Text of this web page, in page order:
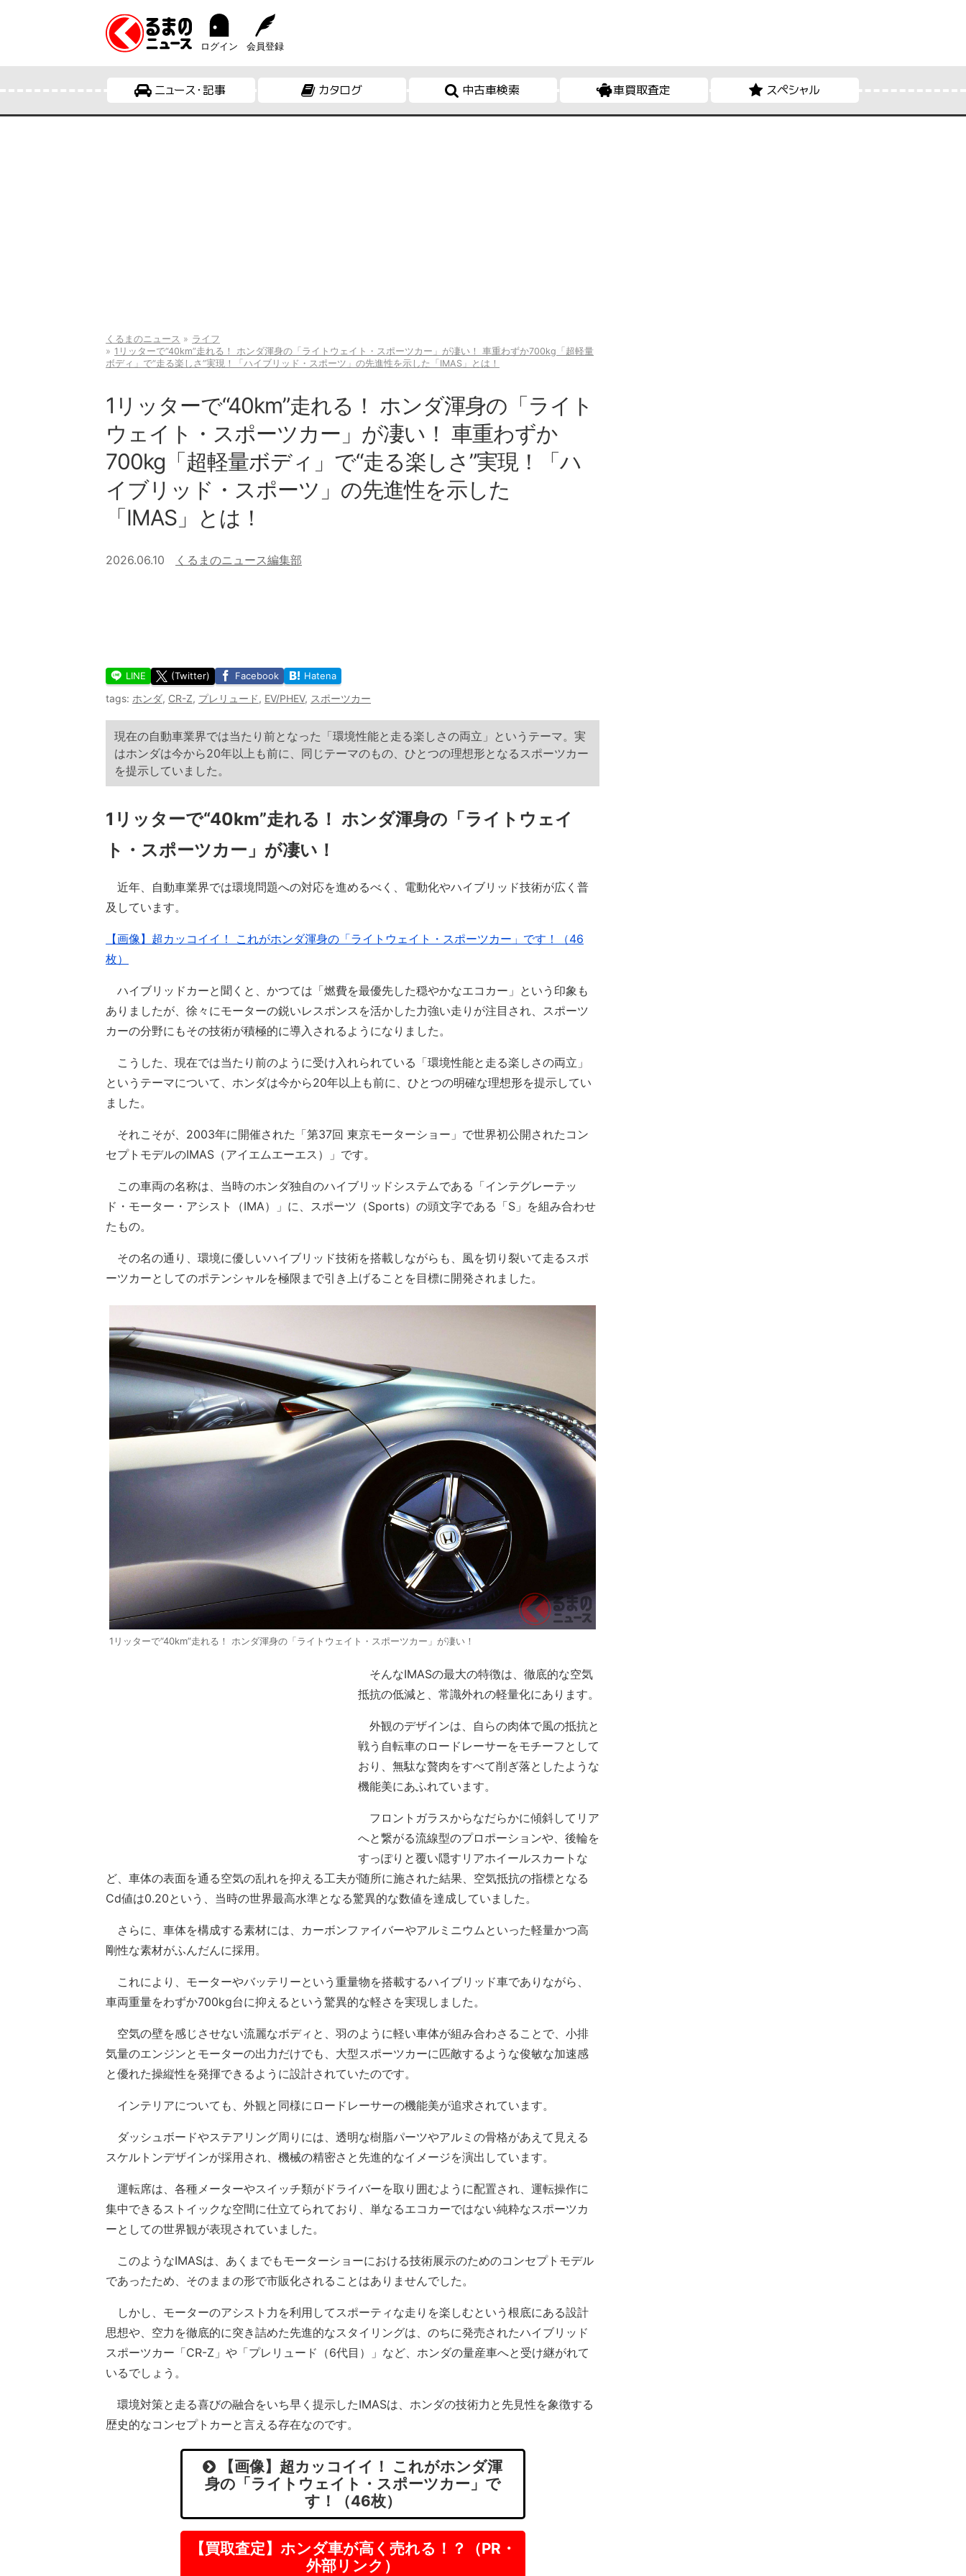
ログイン 会員登録
ニュース・記事 カタログ 中古車検索 車買取査定 スペシャル
くるまのニュース
ライフ
1リッターで“40km”走れる！ ホンダ渾身の「ライトウェイト・スポーツカー」が凄い！ 車重わずか700kg「超軽量
ボディ」で“走る楽しさ”実現！「ハイブリッド・スポーツ」の先進性を示した「IMAS」とは！
1リッターで“40km”走れる！ ホンダ渾身の「ライト
ウェイト・スポーツカー」が凄い！ 車重わずか
700kg「超軽量ボディ」で“走る楽しさ”実現！「ハ
イブリッド・スポーツ」の先進性を示した
「IMAS」とは！
2026.06.10 くるまのニュース編集部
LINE (Twitter) Facebook Hatena
tags: ホンダ, CR-Z, プレリュード, EV/PHEV, スポーツカー
現在の自動車業界では当たり前となった「環境性能と走る楽しさの両立」というテーマ。実
はホンダは今から20年以上も前に、同じテーマのもの、ひとつの理想形となるスポーツカー
を提示していました。
1リッターで“40km”走れる！ ホンダ渾身の「ライトウェイ
ト・スポーツカー」が凄い！
近年、自動車業界では環境問題への対応を進めるべく、電動化やハイブリッド技術が広く普
及しています。
【画像】超カッコイイ！ これがホンダ渾身の「ライトウェイト・スポーツカー」です！（46
枚）
ハイブリッドカーと聞くと、かつては「燃費を最優先した穏やかなエコカー」という印象も
ありましたが、徐々にモーターの鋭いレスポンスを活かした力強い走りが注目され、スポーツ
カーの分野にもその技術が積極的に導入されるようになりました。
こうした、現在では当たり前のように受け入れられている「環境性能と走る楽しさの両立」
というテーマについて、ホンダは今から20年以上も前に、ひとつの明確な理想形を提示してい
ました。
それこそが、2003年に開催された「第37回 東京モーターショー」で世界初公開されたコン
セプトモデルのIMAS（アイエムエーエス）」です。
この車両の名称は、当時のホンダ独自のハイブリッドシステムである「インテグレーテッ
ド・モーター・アシスト（IMA）」に、スポーツ（Sports）の頭文字である「S」を組み合わせ
たもの。
その名の通り、環境に優しいハイブリッド技術を搭載しながらも、風を切り裂いて走るスポ
ーツカーとしてのポテンシャルを極限まで引き上げることを目標に開発されました。
1リッターで“40km”走れる！ ホンダ渾身の「ライトウェイト・スポーツカー」が凄い！
そんなIMASの最大の特徴は、徹底的な空気
抵抗の低減と、常識外れの軽量化にあります。
外観のデザインは、自らの肉体で風の抵抗と
戦う自転車のロードレーサーをモチーフとして
おり、無駄な贅肉をすべて削ぎ落としたような
機能美にあふれています。
フロントガラスからなだらかに傾斜してリア
へと繋がる流線型のプロポーションや、後輪を
すっぽりと覆い隠すリアホイールスカートな
ど、車体の表面を通る空気の乱れを抑える工夫が随所に施された結果、空気抵抗の指標となる
Cd値は0.20という、当時の世界最高水準となる驚異的な数値を達成していました。
さらに、車体を構成する素材には、カーボンファイバーやアルミニウムといった軽量かつ高
剛性な素材がふんだんに採用。
これにより、モーターやバッテリーという重量物を搭載するハイブリッド車でありながら、
車両重量をわずか700kg台に抑えるという驚異的な軽さを実現しました。
空気の壁を感じさせない流麗なボディと、羽のように軽い車体が組み合わさることで、小排
気量のエンジンとモーターの出力だけでも、大型スポーツカーに匹敵するような俊敏な加速感
と優れた操縦性を発揮できるように設計されていたのです。
インテリアについても、外観と同様にロードレーサーの機能美が追求されています。
ダッシュボードやステアリング周りには、透明な樹脂パーツやアルミの骨格があえて見える
スケルトンデザインが採用され、機械の精密さと先進的なイメージを演出しています。
運転席は、各種メーターやスイッチ類がドライバーを取り囲むように配置され、運転操作に
集中できるストイックな空間に仕立てられており、単なるエコカーではない純粋なスポーツカ
ーとしての世界観が表現されていました。
このようなIMASは、あくまでもモーターショーにおける技術展示のためのコンセプトモデル
であったため、そのままの形で市販化されることはありませんでした。
しかし、モーターのアシスト力を利用してスポーティな走りを楽しむという根底にある設計
思想や、空力を徹底的に突き詰めた先進的なスタイリングは、のちに発売されたハイブリッド
スポーツカー「CR-Z」や「プレリュード（6代目）」など、ホンダの量産車へと受け継がれて
いるでしょう。
環境対策と走る喜びの融合をいち早く提示したIMASは、ホンダの技術力と先見性を象徴する
歴史的なコンセプトカーと言える存在なのです。
【画像】超カッコイイ！ これがホンダ渾
身の「ライトウェイト・スポーツカー」で
す！（46枚）
【買取査定】ホンダ車が高く売れる！？（PR・
外部リンク）